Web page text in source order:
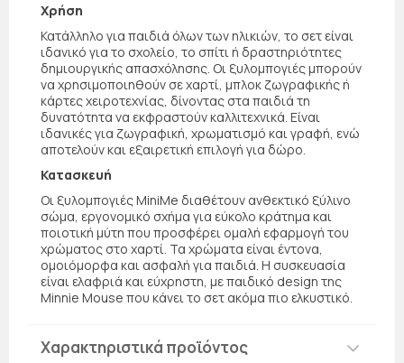
Χρήση
Κατάλληλο για παιδιά όλων των ηλικιών, το σετ είναι
ιδανικό για το σχολείο, το σπίτι ή δραστηριότητες
δημιουργικής απασχόλησης. Οι ξυλομπογιές μπορούν
να χρησιμοποιηθούν σε χαρτί, μπλοκ ζωγραφικής ή
κάρτες χειροτεχνίας, δίνοντας στα παιδιά τη
δυνατότητα να εκφραστούν καλλιτεχνικά. Είναι
ιδανικές για ζωγραφική, χρωματισμό και γραφή, ενώ
αποτελούν και εξαιρετική επιλογή για δώρο.
Κατασκευή
Οι ξυλομπογιές MiniMe διαθέτουν ανθεκτικό ξύλινο
σώμα, εργονομικό σχήμα για εύκολο κράτημα και
ποιοτική μύτη που προσφέρει ομαλή εφαρμογή του
χρώματος στο χαρτί. Τα χρώματα είναι έντονα,
ομοιόμορφα και ασφαλή για παιδιά. Η συσκευασία
είναι ελαφριά και εύχρηστη, με παιδικό design της
Minnie Mouse που κάνει το σετ ακόμα πιο ελκυστικό.
Χαρακτηριστικά προϊόντος